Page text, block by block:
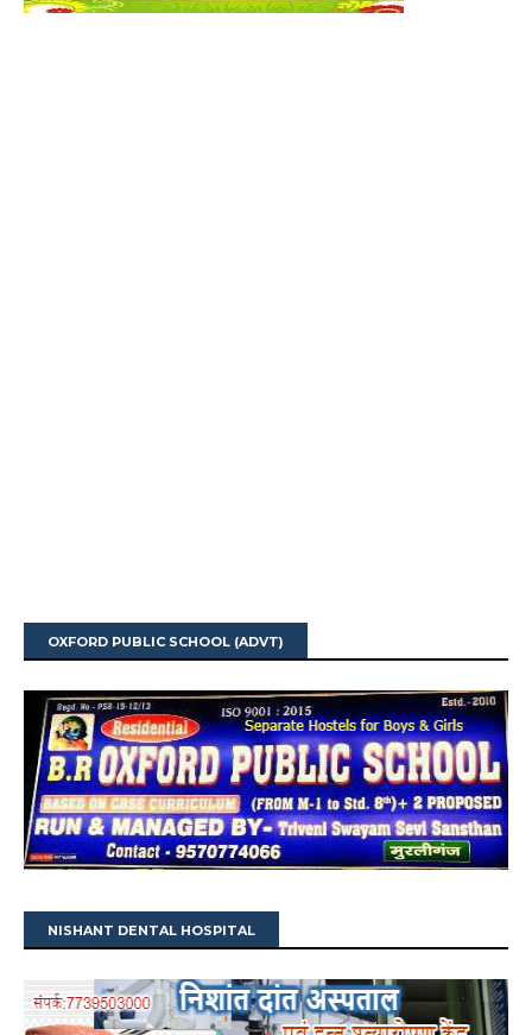
OXFORD PUBLIC SCHOOL (ADVT)
NISHANT DENTAL HOSPITAL